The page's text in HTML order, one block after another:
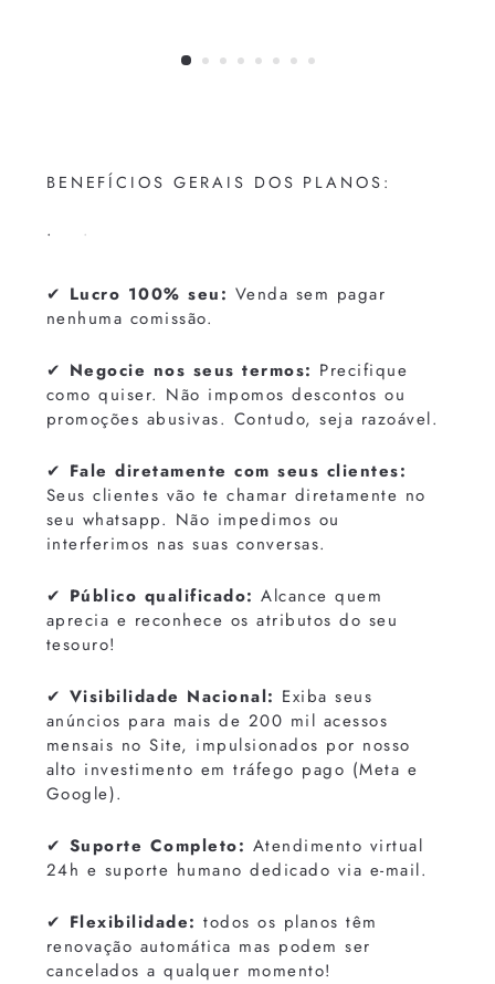
BENEFÍCIOS GERAIS DOS PLANOS:
. .
✔ Lucro 100% seu: Venda sem pagar
nenhuma comissão.
✔ Negocie nos seus termos: Precifique
como quiser. Não impomos descontos ou
promoções abusivas. Contudo, seja razoável.
✔ Fale diretamente com seus clientes:
Seus clientes vão te chamar diretamente no
seu whatsapp. Não impedimos ou
interferimos nas suas conversas.
✔ Público qualificado: Alcance quem
aprecia e reconhece os atributos do seu
tesouro!
✔ Visibilidade Nacional: Exiba seus
anúncios para mais de 200 mil acessos
mensais no Site, impulsionados por nosso
alto investimento em tráfego pago (Meta e
Google).
✔ Suporte Completo: Atendimento virtual
24h e suporte humano dedicado via e-mail.
✔ Flexibilidade:todos os planos têm
renovação automática mas podem ser
cancelados a qualquer momento!